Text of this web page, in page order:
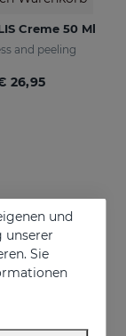
Creme 50 Ml
and peeling
26,95
und
unserer
Sie